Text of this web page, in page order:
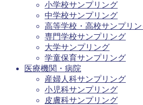
小学校サンプリング
中学校サンプリング
高等学校・高校サンプリ
専門学校サンプリング
大学サンプリング
学童保育サンプリング
医療機関・病院
産婦人科サンプリング
小児科サンプリング
皮膚科サンプリング